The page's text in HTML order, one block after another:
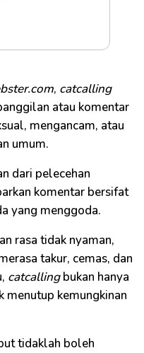
, catcalling
atau komentar
mengancam, atau
umum.
dari pelecehan
komentar bersifat
yang menggoda.
rasa tidak nyaman,
takur, cemas, dan
catcallingbukan hanya
menutup kemungkinan
tidaklah boleh